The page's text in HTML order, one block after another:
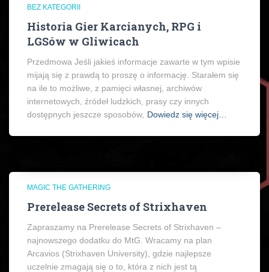
BEZ KATEGORII
Historia Gier Karcianych, RPG i
LGSów w Gliwicach
Przedmowa Jeśli jakieś informacje zawarte w tym wpisie
mijają się z prawdą to proszę o informację. Starałem się
na ile to możliwe, z pamięci własnej, archiwów
internetowych, źródeł ludzkich, prasy czy innych
dostępnych jeszcze sposobów, Dowiedz się więcej…
MAGIC THE GATHERING
Prerelease Secrets of Strixhaven
Zapraszamy na Prerelease Secrets of Strixhaven –
najnowszego dodatku do MtG. Wracamy na plan
Arcavios (Strixhaven University), gdzie najlepsze
uczelnie zmagają się o to, która z nich jest tą